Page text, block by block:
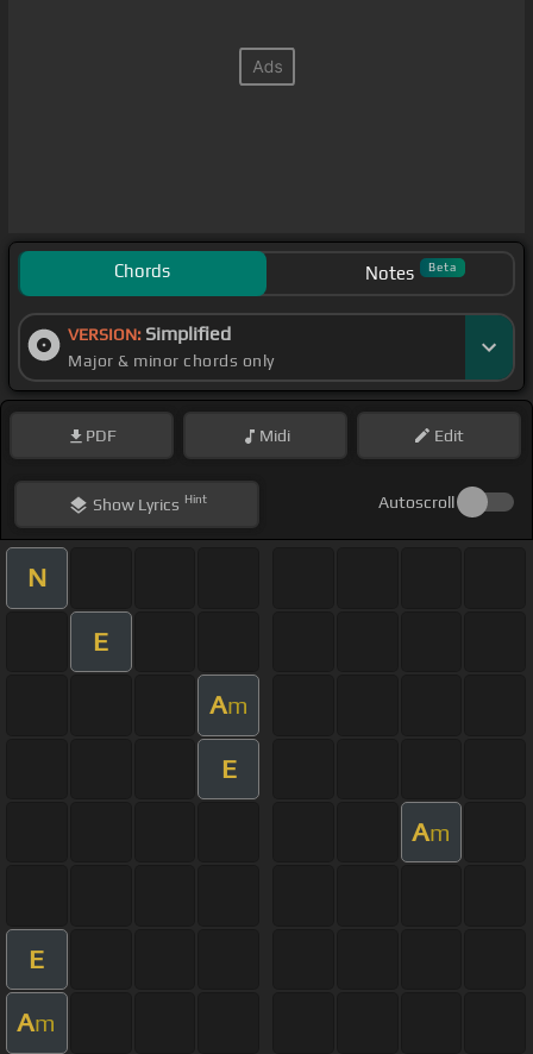
Chords Notes Beta
VERSION: Simplified
Major & minor chords only
PDF Midi Edit
ShowLyrics Hint Autoscroll
N
E
Am
E
Am
E
Am